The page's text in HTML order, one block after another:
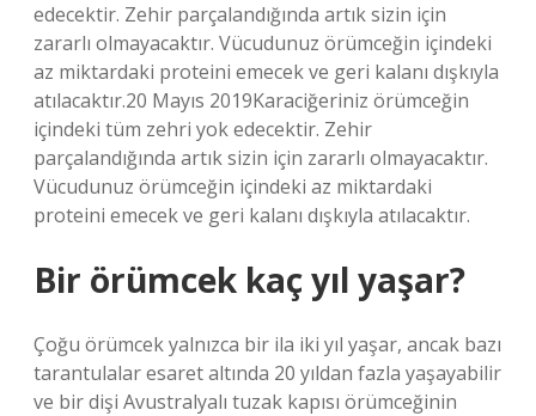
edecektir. Zehir parçalandığında artık sizin için
zararlı olmayacaktır. Vücudunuz örümceğin içindeki
az miktardaki proteini emecek ve geri kalanı dışkıyla
atılacaktır.20 Mayıs 2019Karaciğeriniz örümceğin
içindeki tüm zehri yok edecektir. Zehir
parçalandığında artık sizin için zararlı olmayacaktır.
Vücudunuz örümceğin içindeki az miktardaki
proteini emecek ve geri kalanı dışkıyla atılacaktır.
Bir örümcek kaç yıl yaşar?
Çoğu örümcek yalnızca bir ila iki yıl yaşar, ancak bazı
tarantulalar esaret altında 20 yıldan fazla yaşayabilir
ve bir dişi Avustralyalı tuzak kapısı örümceğinin